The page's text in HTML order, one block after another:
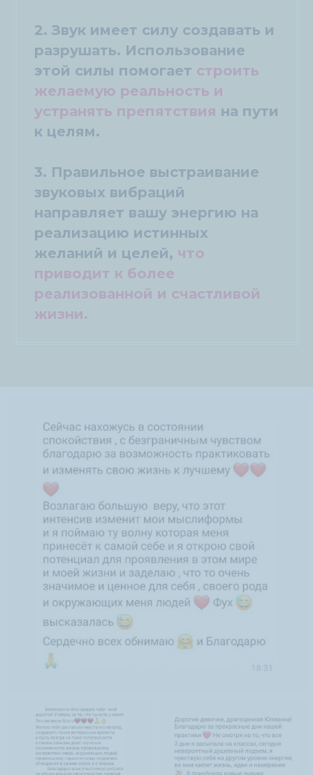
2. Звук имеет силу создавать и
разрушать. Использование
этой силы помогает строить
желаемую реальность и
устранять препятствия на пути
к целям.
3. Правильное выстраивание
звуковых вибраций
направляет вашу энергию на
реализацию истинных
желаний и целей, что
приводит к более
реализованной и счастливой
жизни.